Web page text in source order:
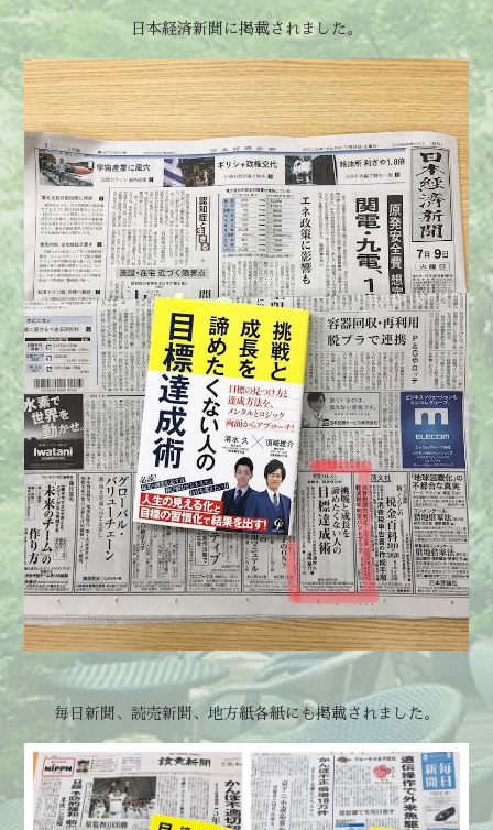
日本経済新聞に掲載されました。
毎日新聞、読売新聞、地方紙各紙にも掲載されました。